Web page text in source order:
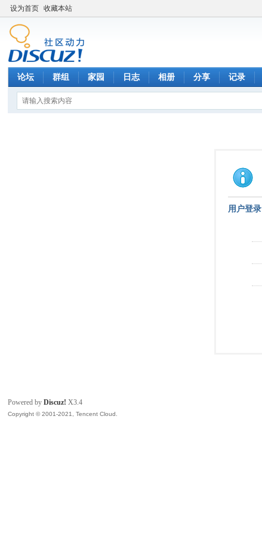
设为首页 收藏本站
论坛 群组 家园 日志 相册 分享 记录
用户登录
Powered byDiscuz! X3.4
Copyright © 2001-2021, Tencent Cloud.